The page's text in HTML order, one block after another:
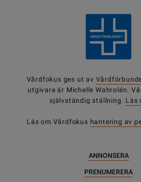
Vårdfokus ges ut av
utgivare är Michelle Wahrolén.
självständig ställning. Läs
Läs om Vårdfokus hantering av
ANNONSERA
PRENUMERERA